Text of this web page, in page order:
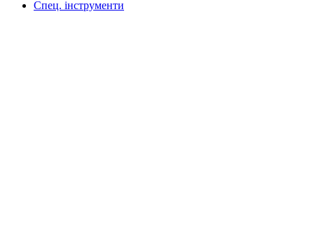
Спец. інструменти